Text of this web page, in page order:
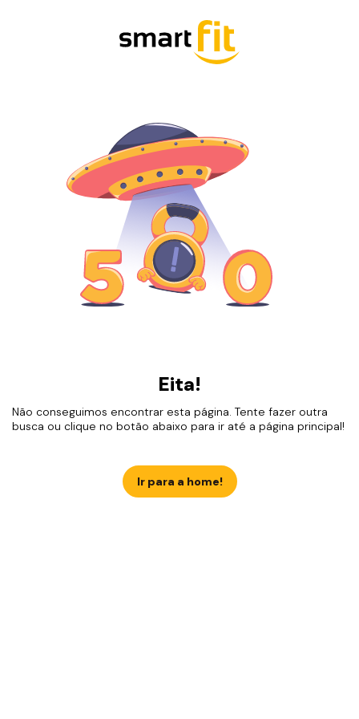
Eita!
Não conseguimos encontrar esta página. Tente fazer outra
busca ou clique no botão abaixo para ir até a página principal!
Ir para a home!